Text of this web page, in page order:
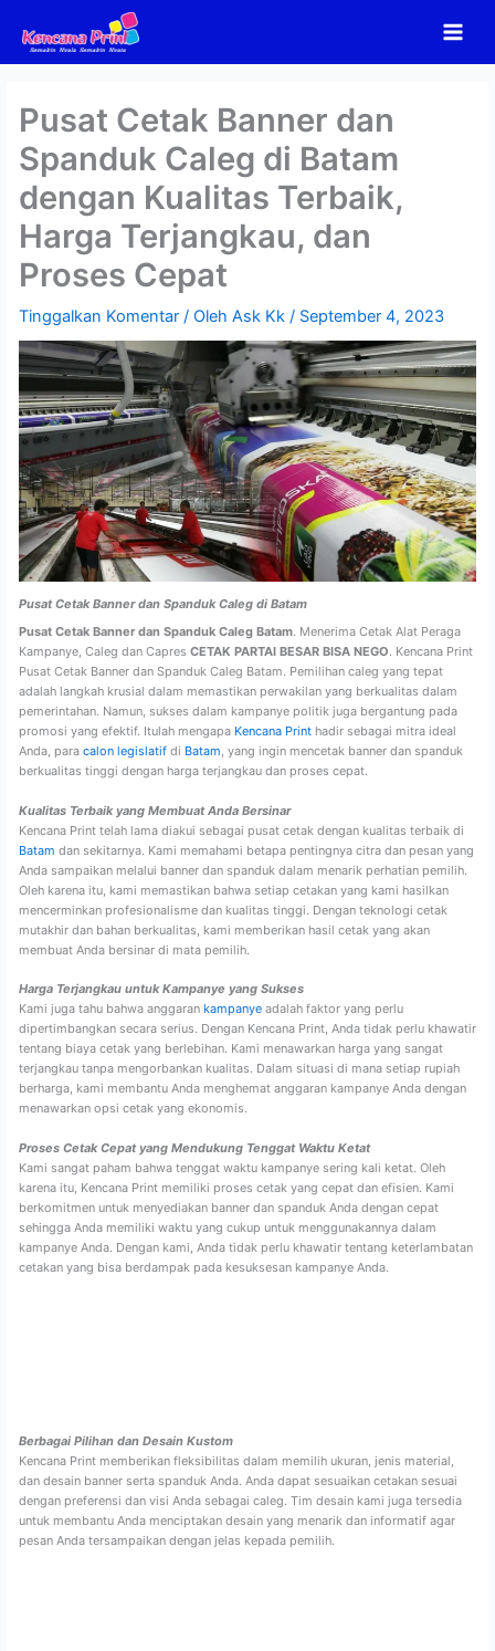
konten
Pusat Cetak Banner dan
Spanduk Caleg di Batam
dengan Kualitas Terbaik,
Harga Terjangkau, dan
Proses Cepat
Tinggalkan Komentar / Oleh Ask Kk / September 4, 2023
Pusat Cetak Banner dan Spanduk Caleg di Batam
Pusat Cetak Banner dan Spanduk Caleg Batam. Menerima Cetak Alat Peraga
Kampanye, Caleg dan Capres CETAK PARTAI BESAR BISA NEGO. Kencana Print
Pusat Cetak Banner dan Spanduk Caleg Batam. Pemilihan caleg yang tepat
adalah langkah krusial dalam memastikan perwakilan yang berkualitas dalam
pemerintahan. Namun, sukses dalam kampanye politik juga bergantung pada
promosi yang efektif. Itulah mengapa Kencana Printhadir sebagai mitra ideal
Anda, para calon legislatifdi Batam, yang ingin mencetak banner dan spanduk
berkualitas tinggi dengan harga terjangkau dan proses cepat.
Kualitas Terbaik yang Membuat Anda Bersinar
Kencana Print telah lama diakui sebagai pusat cetak dengan kualitas terbaik di
Batam dan sekitarnya. Kami memahami betapa pentingnya citra dan pesan yang
Anda sampaikan melalui banner dan spanduk dalam menarik perhatian pemilih.
Oleh karena itu, kami memastikan bahwa setiap cetakan yang kami hasilkan
mencerminkan profesionalisme dan kualitas tinggi. Dengan teknologi cetak
mutakhir dan bahan berkualitas, kami memberikan hasil cetak yang akan
membuat Anda bersinar di mata pemilih.
Harga Terjangkau untuk Kampanye yang Sukses
Kami juga tahu bahwa anggaran kampanyeadalah faktor yang perlu
dipertimbangkan secara serius. Dengan Kencana Print, Anda tidak perlu khawatir
tentang biaya cetak yang berlebihan. Kami menawarkan harga yang sangat
terjangkau tanpa mengorbankan kualitas. Dalam situasi di mana setiap rupiah
berharga, kami membantu Anda menghemat anggaran kampanye Anda dengan
menawarkan opsi cetak yang ekonomis.
Proses Cetak Cepat yang Mendukung Tenggat Waktu Ketat
Kami sangat paham bahwa tenggat waktu kampanye sering kali ketat. Oleh
karena itu, Kencana Print memiliki proses cetak yang cepat dan efisien. Kami
berkomitmen untuk menyediakan banner dan spanduk Anda dengan cepat
sehingga Anda memiliki waktu yang cukup untuk menggunakannya dalam
kampanye Anda. Dengan kami, Anda tidak perlu khawatir tentang keterlambatan
cetakan yang bisa berdampak pada kesuksesan kampanye Anda.
Berbagai Pilihan dan Desain Kustom
Kencana Print memberikan fleksibilitas dalam memilih ukuran, jenis material,
dan desain banner serta spanduk Anda. Anda dapat sesuaikan cetakan sesuai
dengan preferensi dan visi Anda sebagai caleg. Tim desain kami juga tersedia
untuk membantu Anda menciptakan desain yang menarik dan informatif agar
pesan Anda tersampaikan dengan jelas kepada pemilih.